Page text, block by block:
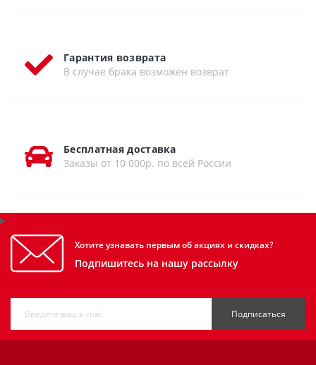
Гарантия возврата
В случае брака возможен возврат
Бесплатная доставка
Заказы от 10 000р. по всей России
Хотите узнавать первым об акциях и скидках?
Подпишитесь на нашу рассылку
Подписаться